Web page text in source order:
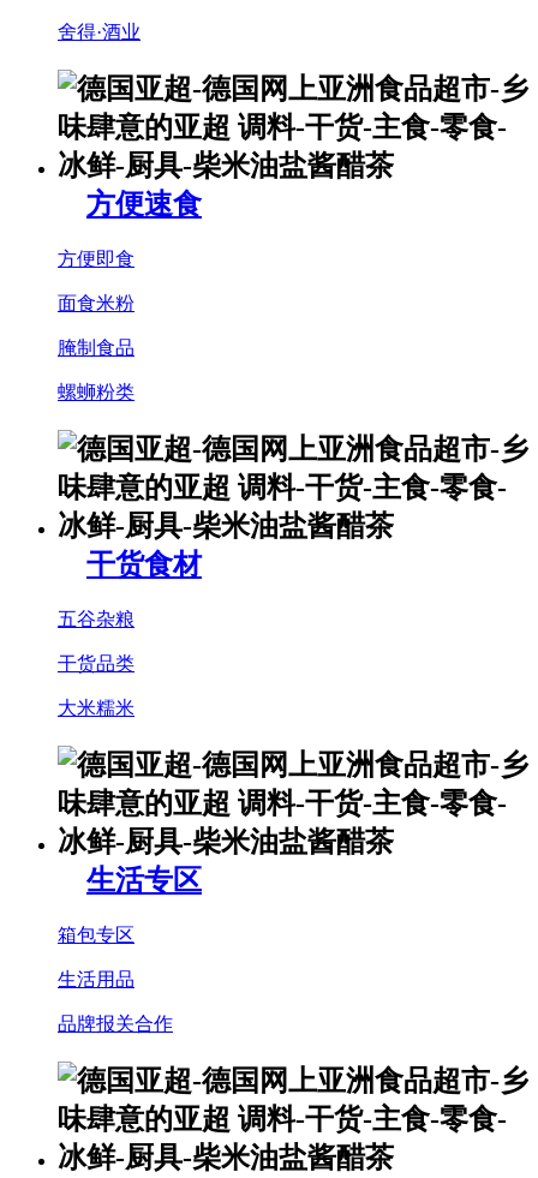
舍得·酒业
方便速食
方便即食
面食米粉
腌制食品
螺蛳粉类
干货食材
五谷杂粮
干货品类
大米糯米
生活专区
箱包专区
生活用品
品牌报关合作